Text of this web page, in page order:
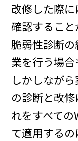
改修した際
確認すること
脆弱性診断
業を行う場合
しかしなが
の診断と改
れをすべて
て適用する